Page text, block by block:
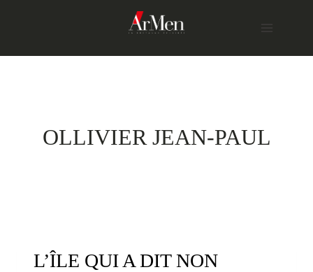
OLLIVIER JEAN-PAUL
L’ÎLE QUI A DIT NON